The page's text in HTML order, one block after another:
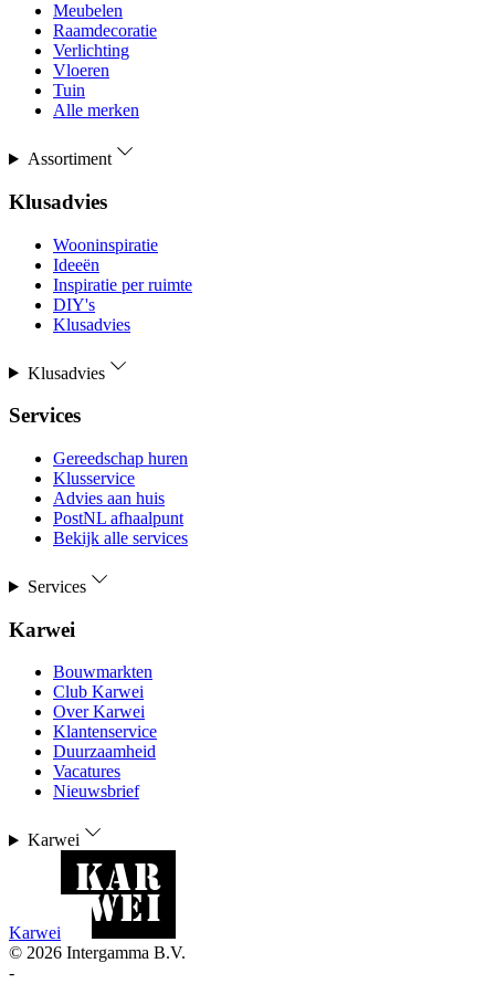
Meubelen
Raamdecoratie
Verlichting
Vloeren
Tuin
Alle merken
Assortiment
Klusadvies
Wooninspiratie
Ideeën
Inspiratie per ruimte
DIY's
Klusadvies
Klusadvies
Services
Gereedschap huren
Klusservice
Advies aan huis
PostNL afhaalpunt
Bekijk alle services
Services
Karwei
Bouwmarkten
Club Karwei
Over Karwei
Klantenservice
Duurzaamheid
Vacatures
Nieuwsbrief
Karwei
Karwei
© 2026 Intergamma B.V.
-